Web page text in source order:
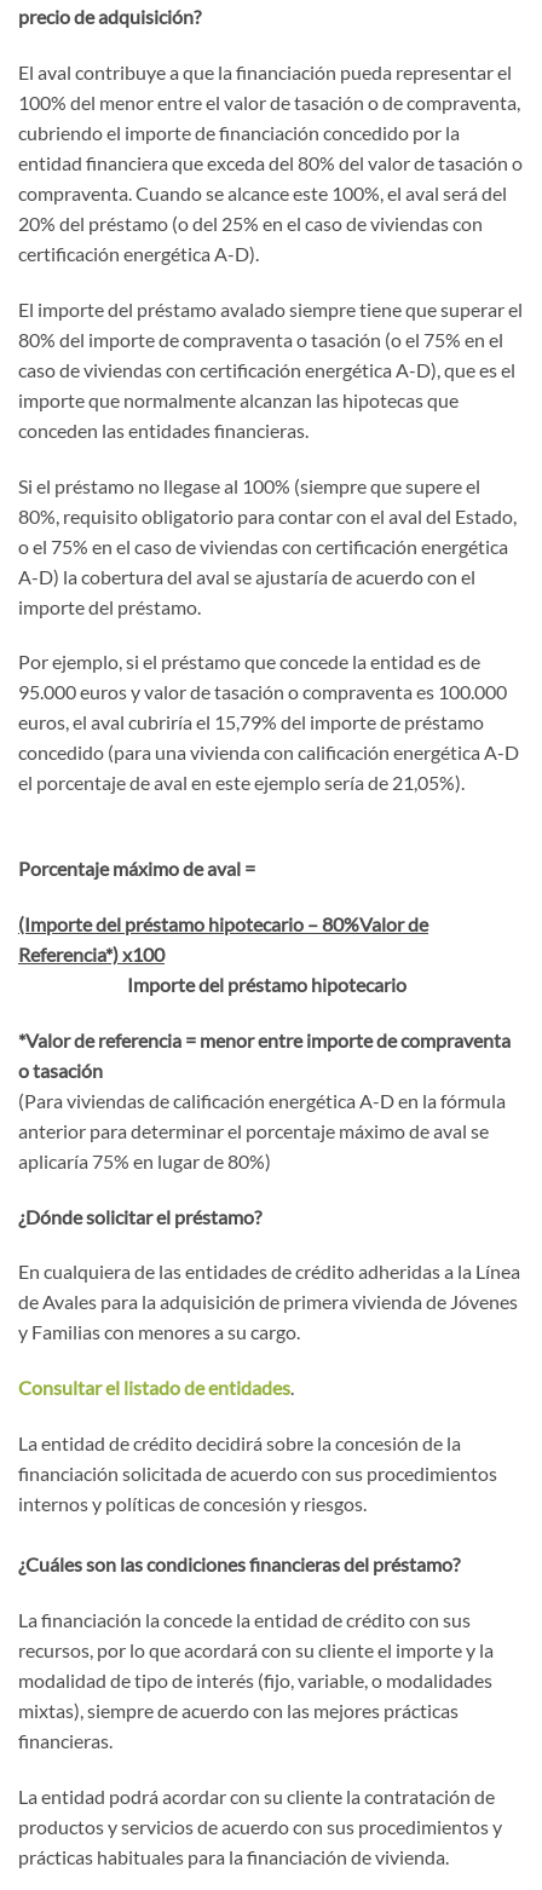
precio de adquisición?
El aval contribuye a que la financiación pueda representar el
100% del menor entre el valor de tasación o de compraventa,
cubriendo el importe de financiación concedido por la
entidad financiera que exceda del 80% del valor de tasación o
compraventa. Cuando se alcance este 100%, el aval será del
20% del préstamo (o del 25% en el caso de viviendas con
certificación energética A-D).
El importe del préstamo avalado siempre tiene que superar el
80% del importe de compraventa o tasación (o el 75% en el
caso de viviendas con certificación energética A-D), que es el
importe que normalmente alcanzan las hipotecas que
conceden las entidades financieras.
Si el préstamo no llegase al 100% (siempre que supere el
80%, requisito obligatorio para contar con el aval del Estado,
o el 75% en el caso de viviendas con certificación energética
A-D) la cobertura del aval se ajustaría de acuerdo con el
importe del préstamo.
Por ejemplo, si el préstamo que concede la entidad es de
95.000 euros y valor de tasación o compraventa es 100.000
euros, el aval cubriría el 15,79% del importe de préstamo
concedido (para una vivienda con calificación energética A-D
el porcentaje de aval en este ejemplo sería de 21,05%).
Porcentaje máximo de aval =
(Importe del préstamo hipotecario – 80%Valor de
Referencia*) x100
Importe del préstamo hipotecario
*Valor de referencia = menor entre importe de compraventa
o tasación
(Para viviendas de calificación energética A-D en la fórmula
anterior para determinar el porcentaje máximo de aval se
aplicaría 75% en lugar de 80%)
¿Dónde solicitar el préstamo?
En cualquiera de las entidades de crédito adheridas a la Línea
de Avales para la adquisición de primera vivienda de Jóvenes
y Familias con menores a su cargo.
Consultar el listado de entidades.
La entidad de crédito decidirá sobre la concesión de la
financiación solicitada de acuerdo con sus procedimientos
internos y políticas de concesión y riesgos.
¿Cuáles son las condiciones financieras del préstamo?
La financiación la concede la entidad de crédito con sus
recursos, por lo que acordará con su cliente el importe y la
modalidad de tipo de interés (fijo, variable, o modalidades
mixtas), siempre de acuerdo con las mejores prácticas
financieras.
La entidad podrá acordar con su cliente la contratación de
productos y servicios de acuerdo con sus procedimientos y
prácticas habituales para la financiación de vivienda.